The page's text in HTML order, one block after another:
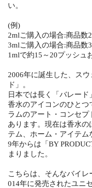
い。
(例)
2mlご購入の場合:商品数2
3mlご購入の場合:商品数3
1mlで約15～20プッシュ
2006年に誕生した、ス
ド」。
日本では長く「バレー
香水のアイコンのひとつ
ラムのアート・コンセ
あります。現在は香水
テム、ホーム・アイテム
9年からは「BY
まりました。
こちらは、そんなバイ
014年に発売されたユニ